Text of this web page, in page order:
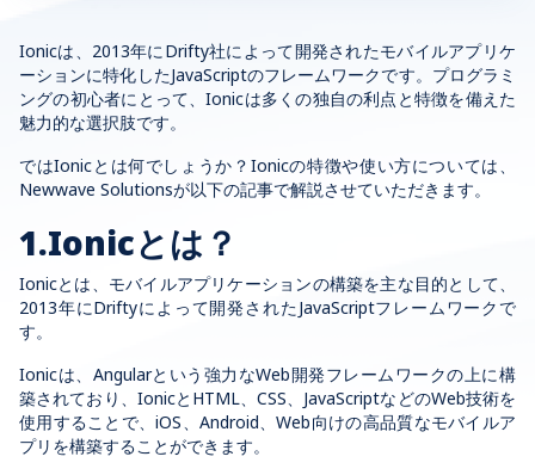
Ionicは、2013年にDrifty社によって開発されたモバイルアプリケ
ーションに特化したJavaScriptのフレームワークです。プログラミ
ングの初心者にとって、Ionicは多くの独自の利点と特徴を備えた
魅力的な選択肢です。
ではIonicとは何でしょうか？Ionicの特徴や使い方については、
Newwave Solutionsが以下の記事で解説させていただきます。
1.Ionicとは？
Ionicとは、モバイルアプリケーションの構築を主な目的として、
2013年にDriftyによって開発されたJavaScriptフレームワークで
す。
Ionicは、Angularという強力なWeb開発フレームワークの上に構
築されており、IonicとHTML、CSS、JavaScriptなどのWeb技術を
使用することで、iOS、Android、Web向けの高品質なモバイルア
プリを構築することができます。